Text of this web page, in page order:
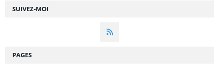
SUIVEZ-MOI
PAGES